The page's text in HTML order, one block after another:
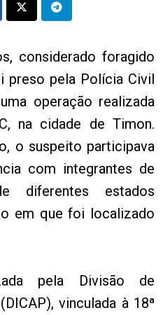
considerado foragido
preso pela Polícia Civil
operação realizada
na cidade de Timon.
o suspeito participava
com integrantes de
diferentes estados
em que foi localizado
pela Divisão de
vinculada à 18ª